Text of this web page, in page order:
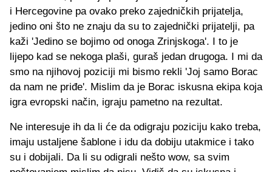
i Hercegovine pa ovako preko zajedničkih prijatelja,
jedino oni što ne znaju da su to zajednički prijatelji, pa
kaži 'Jedino se bojimo od onoga Zrinjskoga'. I to je
lijepo kad se nekoga plaši, guraš jedan drugoga. I mi da
smo na njihovoj poziciji mi bismo rekli 'Joj samo Borac
da nam ne priđe'. Mislim da je Borac iskusna ekipa koja
igra evropski način, igraju pametno na rezultat.
Ne interesuje ih da li će da odigraju poziciju kako treba,
imaju ustaljene šablone i idu da dobiju utakmice i tako
su i dobijali. Da li su odigrali nešto wow, sa svim